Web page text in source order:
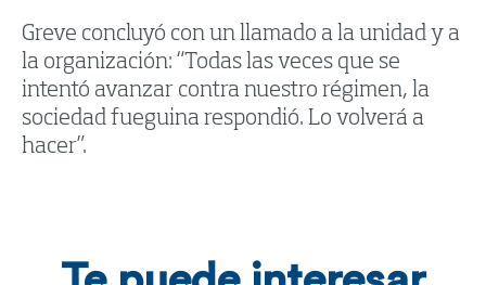
Greve concluyó con un llamado a la unidad y a
la organización: “Todas las veces que se
intentó avanzar contra nuestro régimen, la
sociedad fueguina respondió. Lo volverá a
hacer”.